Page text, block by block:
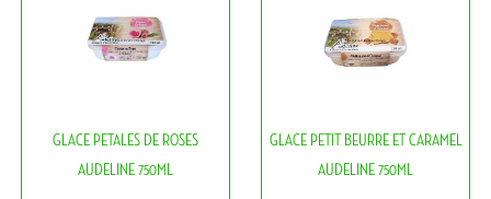
GLACE PETALES DE ROSES
AUDELINE 750ML
GLACE PETIT BEURRE ET CARAMEL
AUDELINE 750ML